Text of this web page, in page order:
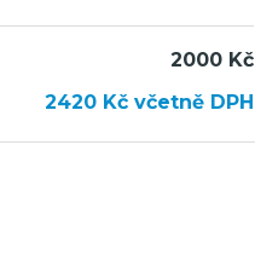
2000 Kč
2420 Kč včetně DPH